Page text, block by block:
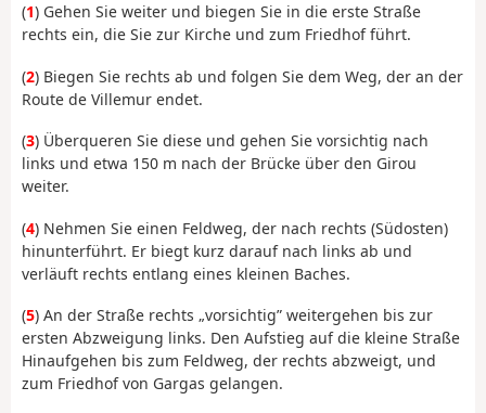
(1) Gehen Sie weiter und biegen Sie in die erste Straße
rechts ein, die Sie zur Kirche und zum Friedhof führt.
(2) Biegen Sie rechts ab und folgen Sie dem Weg, der an der
Route de Villemur endet.
(3) Überqueren Sie diese und gehen Sie vorsichtig nach
links und etwa 150 m nach der Brücke über den Girou
weiter.
(4) Nehmen Sie einen Feldweg, der nach rechts (Südosten)
hinunterführt. Er biegt kurz darauf nach links ab und
verläuft rechts entlang eines kleinen Baches.
(5) An der Straße rechts „vorsichtig” weitergehen bis zur
ersten Abzweigung links. Den Aufstieg auf die kleine Straße
Hinaufgehen bis zum Feldweg, der rechts abzweigt, und
zum Friedhof von Gargas gelangen.